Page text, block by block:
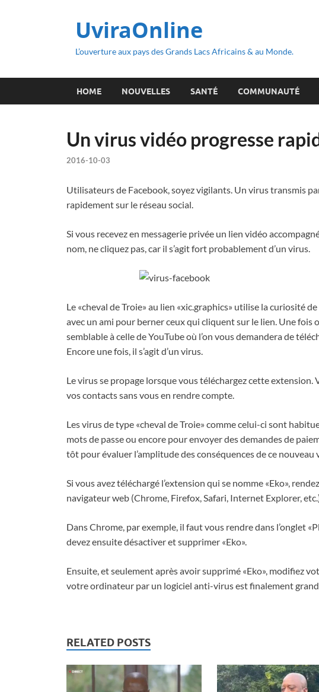
UviraOnline
L’ouverture aux pays des Grands Lacs Africains & au Monde.
HOME NOUVELLES SANTÉ COMMUNAUTÉ
Un virus vidéo progresse
2016-10-03
Utilisateurs de Facebook, soyez vigilants. Un virus transmis
rapidement sur le réseau social.
Si vous recevez en messagerie privée un lien vidéo
nom, ne cliquez pas, car il s’agit fort probablement d’un virus.
Le «cheval de Troie» au lien «xic.graphics» utilise la curiosité
avec un ami pour berner ceux qui cliquent sur le lien. Une fois
semblable à celle de YouTube où l’on vous demandera de
Encore une fois, il s’agit d’un virus.
Le virus se propage lorsque vous téléchargez cette
vos contacts sans vous en rendre compte.
Les virus de type «cheval de Troie» comme celui-ci sont
mots de passe ou encore pour envoyer des demandes de
tôt pour évaluer l’amplitude des conséquences de ce nouveau
Si vous avez téléchargé l’extension qui se nomme «Eko»,
navigateur web (Chrome, Firefox, Safari, Internet Explorer,
Dans Chrome, par exemple, il faut vous rendre dans l’onglet
devez ensuite désactiver et supprimer «Eko».
Ensuite, et seulement après avoir supprimé «Eko», modifiez
votre ordinateur par un logiciel anti-virus est finalement
RELATED POSTS